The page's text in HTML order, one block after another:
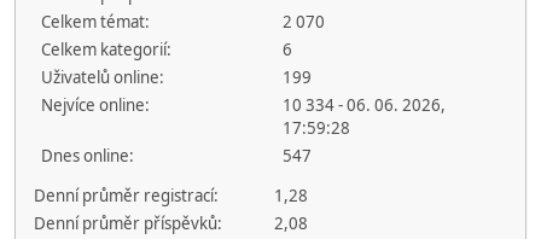
Celkem témat:
2 070
Celkem kategorií:
6
Uživatelů online:
199
Nejvíce online:
10 334 - 06. 06. 2026,
17:59:28
Dnes online:
547
Denní průměr registrací:
1,28
Denní průměr příspěvků:
2,08